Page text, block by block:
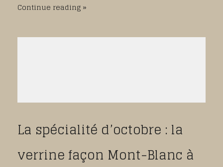
Continue reading
La spécialité d’octobre : la
verrine façon Mont-Blanc à